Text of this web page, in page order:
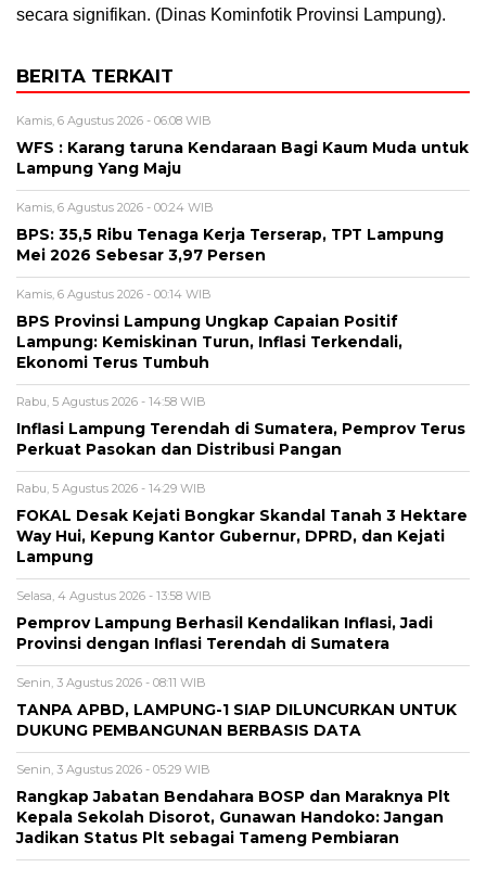
secara signifikan. (Dinas Kominfotik Provinsi Lampung).
BERITA TERKAIT
Kamis, 6 Agustus 2026 - 06:08 WIB
WFS : Karang taruna Kendaraan Bagi Kaum Muda untuk
Lampung Yang Maju
Kamis, 6 Agustus 2026 - 00:24 WIB
BPS: 35,5 Ribu Tenaga Kerja Terserap, TPT Lampung
Mei 2026 Sebesar 3,97 Persen
Kamis, 6 Agustus 2026 - 00:14 WIB
BPS Provinsi Lampung Ungkap Capaian Positif
Lampung: Kemiskinan Turun, Inflasi Terkendali,
Ekonomi Terus Tumbuh
Rabu, 5 Agustus 2026 - 14:58 WIB
Inflasi Lampung Terendah di Sumatera, Pemprov Terus
Perkuat Pasokan dan Distribusi Pangan
Rabu, 5 Agustus 2026 - 14:29 WIB
FOKAL Desak Kejati Bongkar Skandal Tanah 3 Hektare
Way Hui, Kepung Kantor Gubernur, DPRD, dan Kejati
Lampung
Selasa, 4 Agustus 2026 - 13:58 WIB
Pemprov Lampung Berhasil Kendalikan Inflasi, Jadi
Provinsi dengan Inflasi Terendah di Sumatera
Senin, 3 Agustus 2026 - 08:11 WIB
TANPA APBD, LAMPUNG-1 SIAP DILUNCURKAN UNTUK
DUKUNG PEMBANGUNAN BERBASIS DATA
Senin, 3 Agustus 2026 - 05:29 WIB
Rangkap Jabatan Bendahara BOSP dan Maraknya Plt
Kepala Sekolah Disorot, Gunawan Handoko: Jangan
Jadikan Status Plt sebagai Tameng Pembiaran